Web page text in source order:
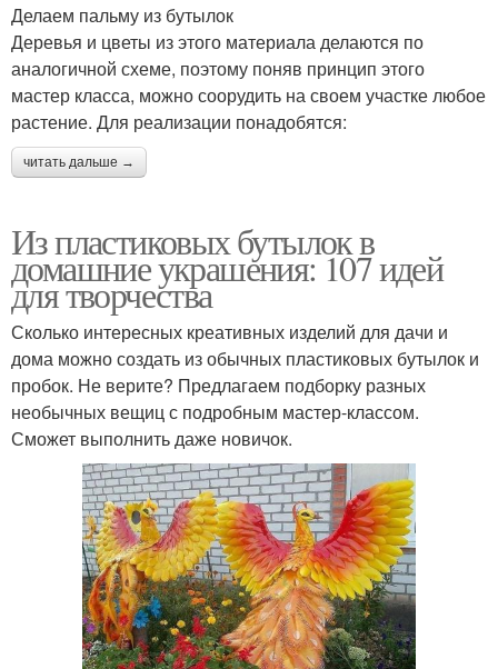
Делаем пальму из бутылок
Деревья и цветы из этого материала делаются по
аналогичной схеме, поэтому поняв принцип этого
мастер класса, можно соорудить на своем участке любое
растение. Для реализации понадобятся:
читать дальше →
Из пластиковых бутылок в
домашние украшения: 107 идей
для творчества
Сколько интересных креативных изделий для дачи и
дома можно создать из обычных пластиковых бутылок и
пробок. Не верите? Предлагаем подборку разных
необычных вещиц с подробным мастер-классом.
Сможет выполнить даже новичок.